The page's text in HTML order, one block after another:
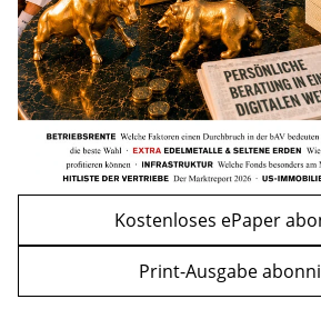
WEITERE ARTIKEL
zurück
Kostenloses ePaper
Print-Ausgabe